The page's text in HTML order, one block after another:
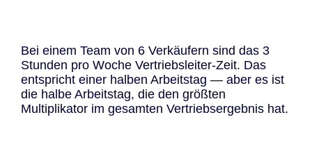
Bei einem Team von 6 Verkäufern sind das 3
Stunden pro Woche Vertriebsleiter-Zeit. Das
entspricht einer halben Arbeitstag — aber es ist
die halbe Arbeitstag, die den größten
Multiplikator im gesamten Vertriebsergebnis hat.